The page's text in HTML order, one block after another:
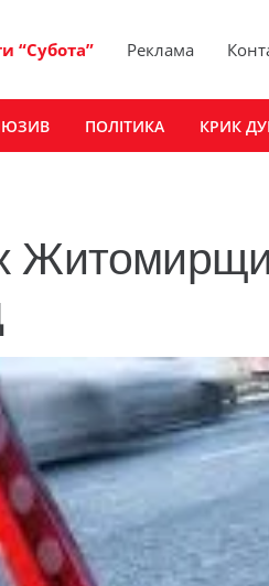
“Субота” Реклама
ПОЛІТИКА КРИК